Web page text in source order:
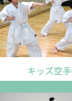
キッズ空手